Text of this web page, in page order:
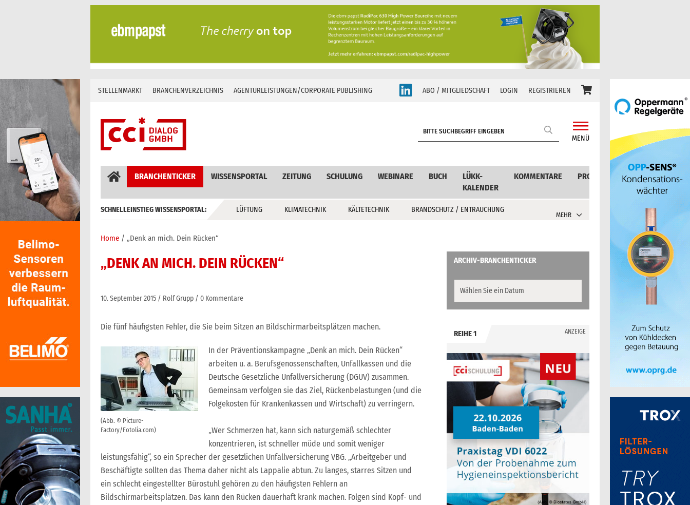
Skip
content
STELLENMARKT BRANCHENVERZEICHNIS AGENTURLEISTUNGEN/CORPORATE PUBLISHING ABO / MITGLIEDSCHAFT LOGIN REGISTRIEREN
MENÜ
BRANCHENTICKER WISSENSPORTAL ZEITUNG SCHULUNG WEBINARE BUCH
LÜKK-
KALENDER
KOMMENTARE PRODUKTE
SCHNELLEINSTIEG WISSENSPORTAL: LÜFTUNG KLIMATECHNIK KÄLTETECHNIK BRANDSCHUTZ / ENTRAUCHUNG
MEHR
Home „Denk an mich. Dein Rücken“
„DENK AN MICH. DEIN RÜCKEN“
10. September 2015 Rolf Grupp 0 Kommentare
Die fünf häufigsten Fehler, die Sie beim Sitzen an Bildschirmarbeitsplätzen machen.
(Abb. © Picture-
Factory/Fotolia.com)
In der Präventionskampagne „Denk an mich. Dein Rücken“
arbeiten u. a. Berufsgenossenschaften, Unfallkassen und die
Deutsche Gesetzliche Unfallversicherung (DGUV) zusammen.
Gemeinsam verfolgen sie das Ziel, Rückenbelastungen (und die
Folgekosten für Krankenkassen und Wirtschaft) zu verringern.
„Wer Schmerzen hat, kann sich naturgemäß schlechter
konzentrieren, ist schneller müde und somit weniger
leistungsfähig“, so ein Sprecher der gesetzlichen Unfallversicherung VBG. „Arbeitgeber und
Beschäftigte sollten das Thema daher nicht als Lappalie abtun. Zu langes, starres Sitzen und
ein schlecht eingestellter Bürostuhl gehören zu den häufigsten Fehlern an
Bildschirmarbeitsplätzen. Das kann den Rücken dauerhaft krank machen. Folgen sind Kopf- und
ARCHIV-BRANCHENTICKER
REIHE 1 ANZEIGE